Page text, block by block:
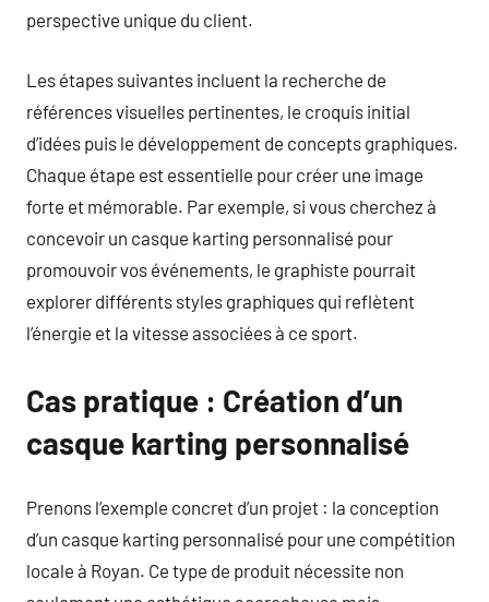
perspective unique du client.
Les étapes suivantes incluent la recherche de
références visuelles pertinentes, le croquis initial
d’idées puis le développement de concepts graphiques.
Chaque étape est essentielle pour créer une image
forte et mémorable. Par exemple, si vous cherchez à
concevoir un casque karting personnalisé pour
promouvoir vos événements, le graphiste pourrait
explorer différents styles graphiques qui reflètent
l’énergie et la vitesse associées à ce sport.
Cas pratique : Création d’un
casque karting personnalisé
Prenons l’exemple concret d’un projet : la conception
d’un casque karting personnalisé pour une compétition
locale à Royan. Ce type de produit nécessite non